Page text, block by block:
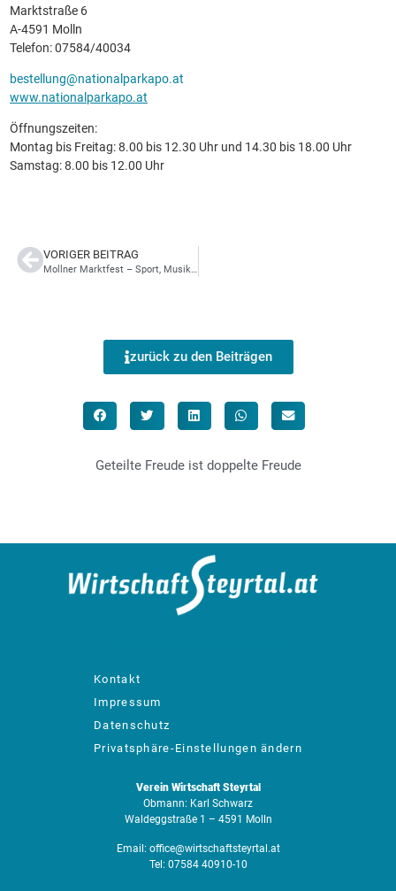
Marktstraße 6
A-4591 Molln
Telefon: 07584/40034
bestellung@nationalparkapo.at
www.nationalparkapo.at
Öffnungszeiten:
Montag bis Freitag: 8.00 bis 12.30 Uhr und 14.30 bis 18.00 Uhr
Samstag: 8.00 bis 12.00 Uhr
VORIGER BEITRAG
Mollner Marktfest – Sport, Musik und legendäre Bauernkrapfen
zurück zu den Beiträgen
Geteilte Freude ist doppelte Freude
Kontakt
Impressum
Datenschutz
Privatsphäre-Einstellungen ändern
Verein Wirtschaft Steyrtal
Obmann: Karl Schwarz
Waldeggstraße 1 – 4591 Molln
Email: office@wirtschaftsteyrtal.at
Tel: 07584 40910-10